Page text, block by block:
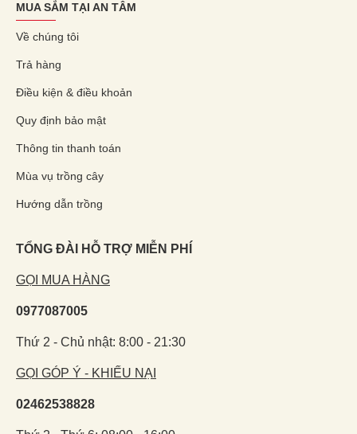
MUA SẮM TẠI AN TÂM
Về chúng tôi
Trả hàng
Điều kiện & điều khoản
Quy định bảo mật
Thông tin thanh toán
Mùa vụ trồng cây
Hướng dẫn trồng
TỔNG ĐÀI HỖ TRỢ MIỄN PHÍ
GỌI MUA HÀNG
0977087005
Thứ 2 - Chủ nhật: 8:00 - 21:30
GỌI GÓP Ý - KHIẾU NẠI
02462538828